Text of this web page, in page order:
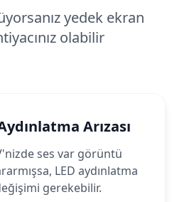
yedek ekran
olabilir
Arızası
ses var görüntü
LED aydınlatma
gerekebilir.